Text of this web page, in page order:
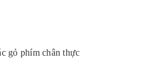
gỏ phím chân thực